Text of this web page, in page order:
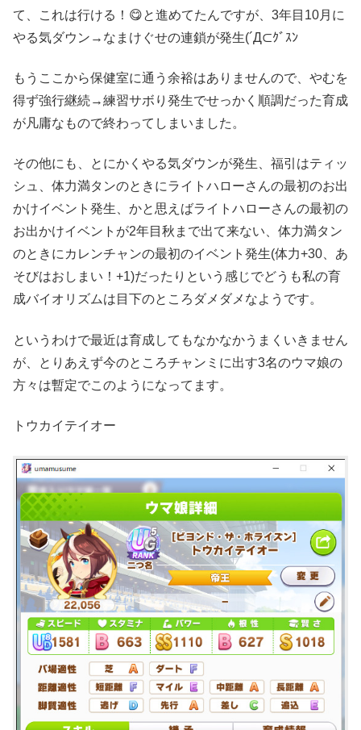
て、これは行ける！😋と進めてたんですが、3年目10月に
やる気ダウン→なまけぐせの連鎖が発生(´Д⊂ｸﾞｽﾝ
もうここから保健室に通う余裕はありませんので、やむを
得ず強行継続→練習サボり発生でせっかく順調だった育成
が凡庸なもので終わってしまいました。
その他にも、とにかくやる気ダウンが発生、福引はティッ
シュ、体力満タンのときにライトハローさんの最初のお出
かけイベント発生、かと思えばライトハローさんの最初の
お出かけイベントが2年目秋まで出て来ない、体力満タン
のときにカレンチャンの最初のイベント発生(体力+30、あ
そびはおしまい！+1)だったりという感じでどうも私の育
成バイオリズムは目下のところダメダメなようです。
というわけで最近は育成してもなかなかうまくいきません
が、とりあえず今のところチャンミに出す3名のウマ娘の
方々は暫定でこのようになってます。
トウカイテイオー